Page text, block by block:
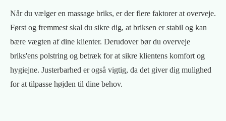
Når du vælger en massage briks, er der flere faktorer at overveje.
Først og fremmest skal du sikre dig, at briksen er stabil og kan
bære vægten af dine klienter. Derudover bør du overveje
briks'ens polstring og betræk for at sikre klientens komfort og
hygiejne. Justerbarhed er også vigtig, da det giver dig mulighed
for at tilpasse højden til dine behov.